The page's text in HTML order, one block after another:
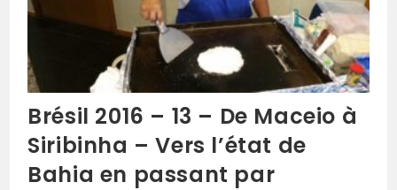
Brésil 2016 – 13 – De Maceio à
Siribinha – Vers l’état de
Bahia en passant par